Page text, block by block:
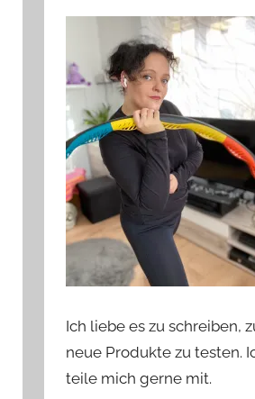
Ich liebe es zu schreiben,
neue Produkte zu testen.
teile mich gerne mit.